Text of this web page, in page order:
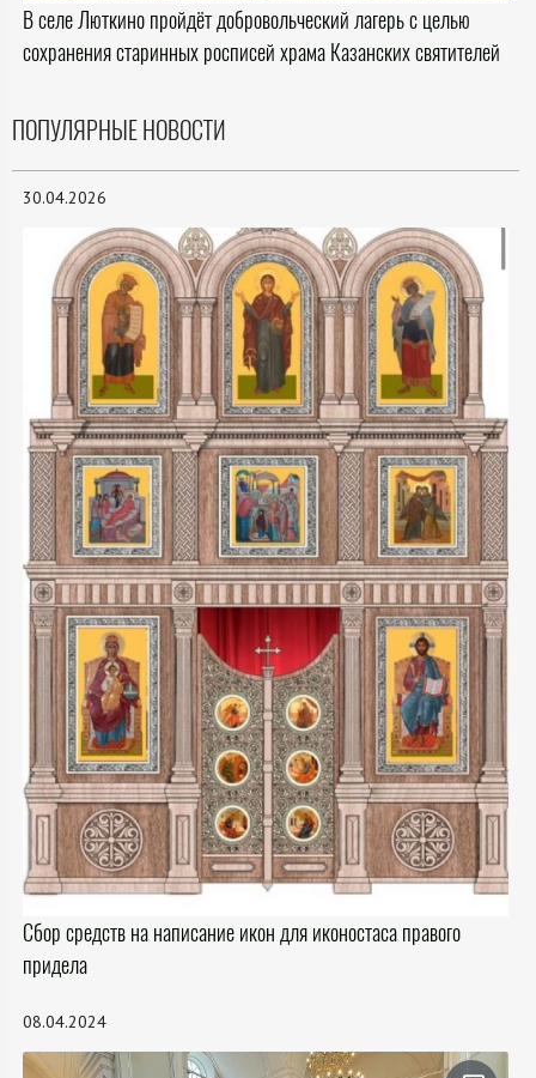
В селе Люткино пройдёт добровольческий лагерь с целью
сохранения старинных росписей храма Казанских святителей
ПОПУЛЯРНЫЕ НОВОСТИ
30.04.2026
Сбор средств на написание икон для иконостаса правого
придела
08.04.2024